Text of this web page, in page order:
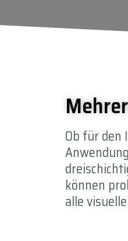
Ob für den
können
alle